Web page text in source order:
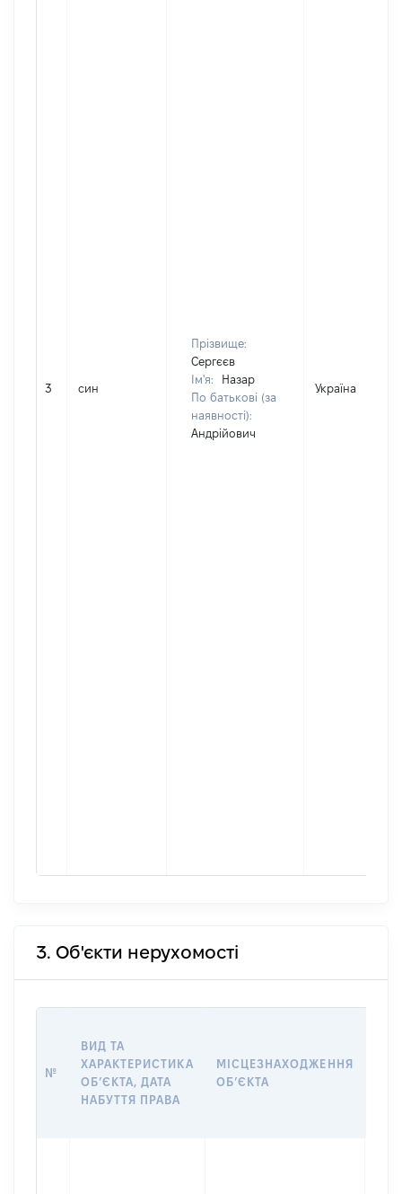
3 син
Прізвище:
Сергєєв
Ім'я:
Назар
По батькові (за
наявності):
Андрійович
Україна
3. Об'єкти нерухомості
№
ВИД ТА
ХАРАКТЕРИСТИКА
ОБʼЄКТА, ДАТА
НАБУТТЯ ПРАВА
МІСЦЕЗНАХОДЖЕННЯ
ОБʼЄКТА